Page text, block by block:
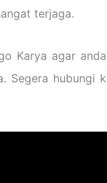
terjaga.
Karya agar
Segera hubungi